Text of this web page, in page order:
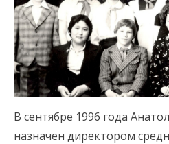
В сентябре 1996 года
назначен директором